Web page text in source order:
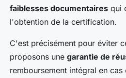
faiblesses documentaires qui
l'obtention de la certification.
C'est précisément pour éviter
proposons une garantie de
remboursement intégral en